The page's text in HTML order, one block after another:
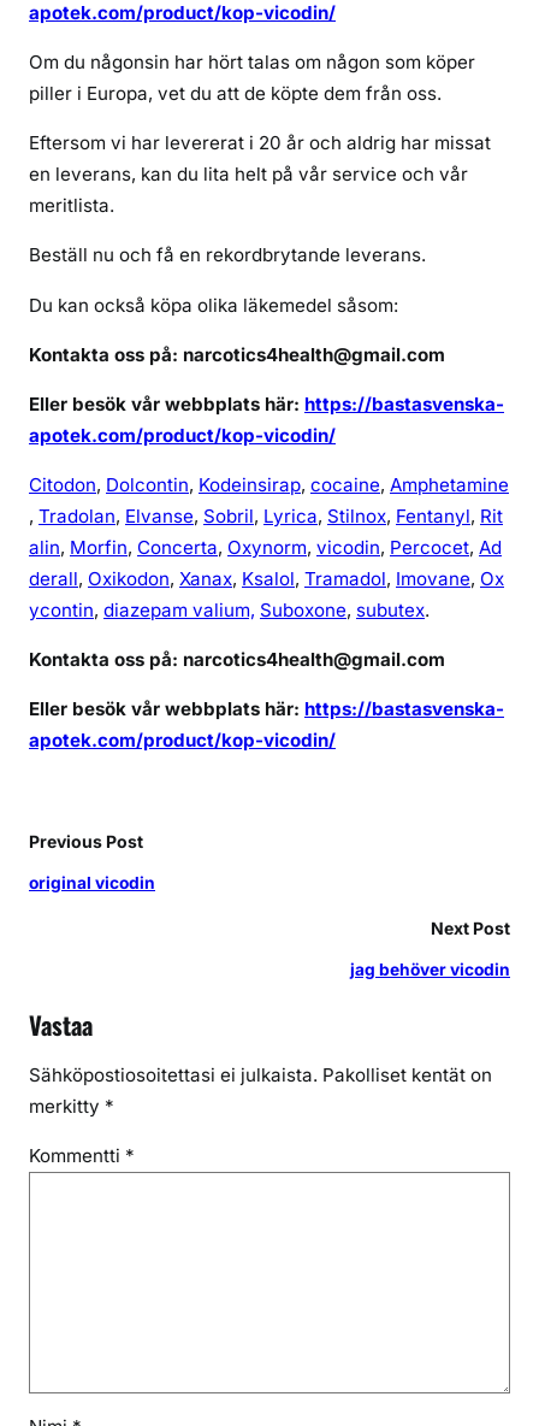
v
i
d
n
ä
e
t
n
l
e
apotek.com/product/kop-vicodin/
Om du någonsin har hört talas om någon som köper
piller i Europa, vet du att de köpte dem från oss.
Eftersom vi har levererat i 20 år och aldrig har missat
en leverans, kan du lita helt på vår service och vår
meritlista.
Beställ nu och få en rekordbrytande leverans.
Du kan också köpa olika läkemedel såsom:
Kontakta oss på: narcotics4health@gmail.com
Eller besök vår webbplats här: https://bastasvenska-
apotek.com/product/kop-vicodin/
Citodon, Dolcontin, Kodeinsirap, cocaine, Amphetamine
, Tradolan, Elvanse, Sobril, Lyrica, Stilnox, Fentanyl, Rit
alin, Morfin, Concerta, Oxynorm, vicodin, Percocet, Ad
derall, Oxikodon, Xanax, Ksalol, Tramadol, Imovane, Ox
ycontin, diazepam valium, Suboxone, subutex.
Kontakta oss på: narcotics4health@gmail.com
Eller besök vår webbplats här: https://bastasvenska-
apotek.com/product/kop-vicodin/
Previous Post
original vicodin
Next Post
jag behöver vicodin
Vastaa
Sähköpostiosoitettasi ei julkaista. Pakolliset kentät on
merkitty *
Kommentti *